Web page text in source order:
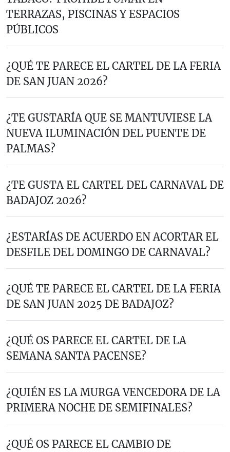
TERRAZAS, PISCINAS Y ESPACIOS
PÚBLICOS
¿QUÉ TE PARECE EL CARTEL DE LA FERIA
DE SAN JUAN 2026?
¿TE GUSTARÍA QUE SE MANTUVIESE LA
NUEVA ILUMINACIÓN DEL PUENTE DE
PALMAS?
¿TE GUSTA EL CARTEL DEL CARNAVAL DE
BADAJOZ 2026?
¿ESTARÍAS DE ACUERDO EN ACORTAR EL
DESFILE DEL DOMINGO DE CARNAVAL?
¿QUÉ TE PARECE EL CARTEL DE LA FERIA
DE SAN JUAN 2025 DE BADAJOZ?
¿QUÉ OS PARECE EL CARTEL DE LA
SEMANA SANTA PACENSE?
¿QUIÉN ES LA MURGA VENCEDORA DE LA
PRIMERA NOCHE DE SEMIFINALES?
¿QUÉ OS PARECE EL CAMBIO DE